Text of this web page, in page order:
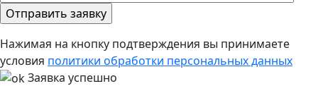
Нажимая на кнопку подтверждения вы принимаете
условия политики обработки персональных данных
Заявка успешно